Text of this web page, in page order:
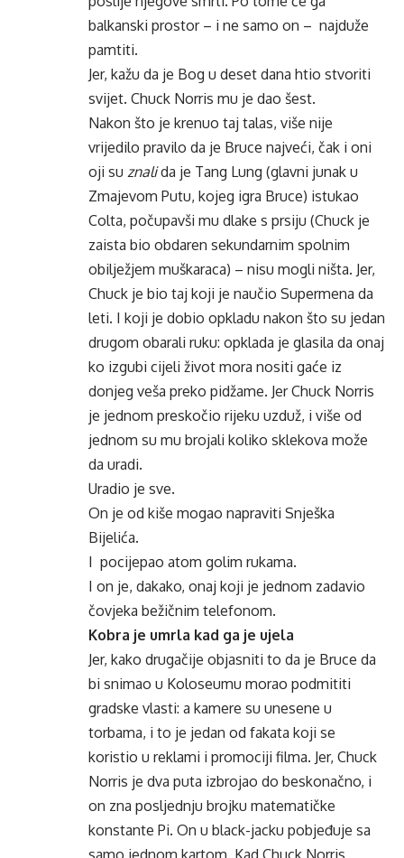
balkanski prostor – i ne samo on – najduže
pamtiti.
Jer, kažu da je Bog u deset dana htio stvoriti
svijet. Chuck Norris mu je dao šest.
Nakon što je krenuo taj talas, više nije
vrijedilo pravilo da je Bruce najveći, čak i oni
oji su znalida je Tang Lung (glavni junak u
Zmajevom Putu, kojeg igra Bruce) istukao
Colta, počupavši mu dlake s prsiju (Chuck je
zaista bio obdaren sekundarnim spolnim
obilježjem muškaraca) – nisu mogli ništa. Jer,
Chuck je bio taj koji je naučio Supermena da
leti. I koji je dobio opkladu nakon što su jedan
drugom obarali ruku: opklada je glasila da onaj
ko izgubi cijeli život mora nositi gaće iz
donjeg veša preko pidžame. Jer Chuck Norris
je jednom preskočio rijeku uzduž, i više od
jednom su mu brojali koliko sklekova može
da uradi.
Uradio je sve.
On je od kiše mogao napraviti Snješka
Bijelića.
I pocijepao atom golim rukama.
I on je, dakako, onaj koji je jednom zadavio
čovjeka bežičnim telefonom.
Kobra je umrla kad ga je ujela
Jer, kako drugačije objasniti to da je Bruce da
bi snimao u Koloseumu morao podmititi
gradske vlasti: a kamere su unesene u
torbama, i to je jedan od fakata koji se
koristio u reklami i promociji filma. Jer, Chuck
Norris je dva puta izbrojao do beskonačno, i
on zna posljednju brojku matematičke
konstante Pi. On u black-jacku pobjeđuje sa
samo jednom kartom. Kad Chuck Norris